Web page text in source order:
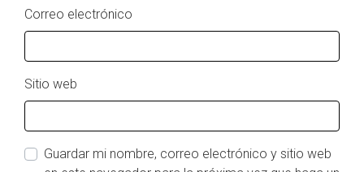
Correo electrónico
Sitio web
Guardar mi nombre, correo electrónico y sitio web